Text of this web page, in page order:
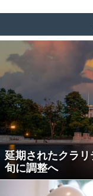
延期されたクラ
旬に調整へ